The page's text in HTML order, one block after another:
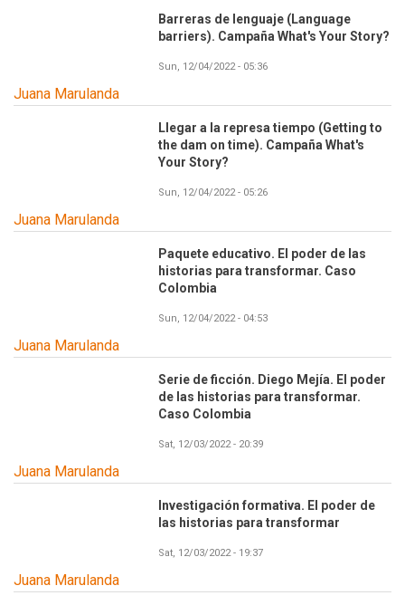
Barreras de lenguaje (Language
barriers). Campaña What's Your Story?
Sun, 12/04/2022 - 05:36
Juana Marulanda
Llegar a la represa tiempo (Getting to
the dam on time). Campaña What's
Your Story?
Sun, 12/04/2022 - 05:26
Juana Marulanda
Paquete educativo. El poder de las
historias para transformar. Caso
Colombia
Sun, 12/04/2022 - 04:53
Juana Marulanda
Serie de ficción. Diego Mejía. El poder
de las historias para transformar.
Caso Colombia
Sat, 12/03/2022 - 20:39
Juana Marulanda
Investigación formativa. El poder de
las historias para transformar
Sat, 12/03/2022 - 19:37
Juana Marulanda